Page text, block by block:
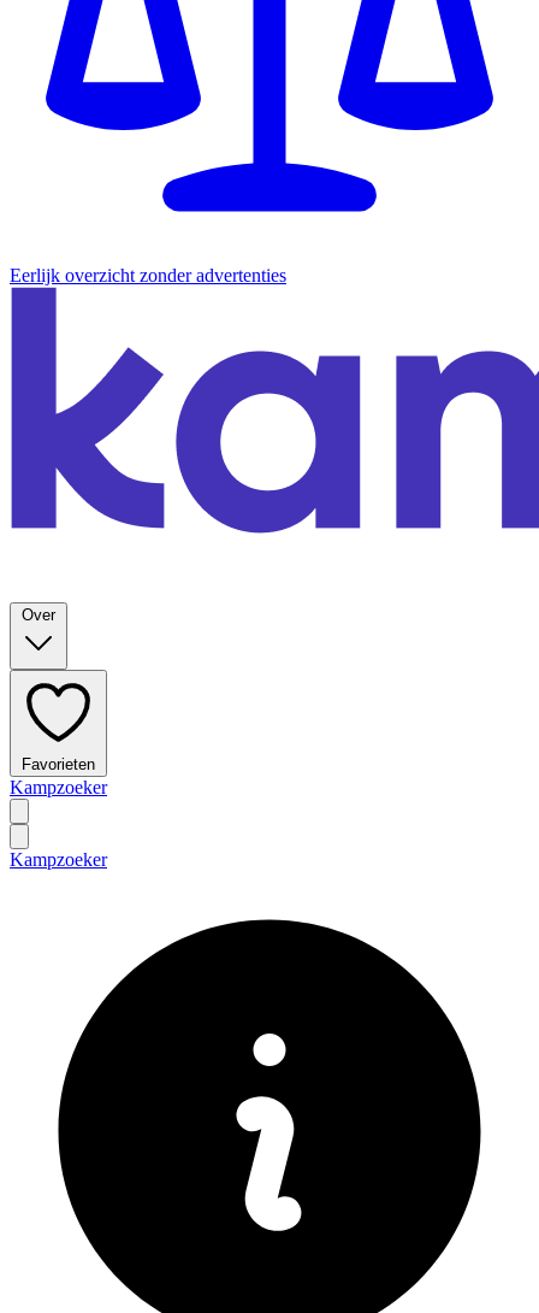
Eerlijk overzicht zonder advertenties
Over
Favorieten
Kampzoeker
Kampzoeker